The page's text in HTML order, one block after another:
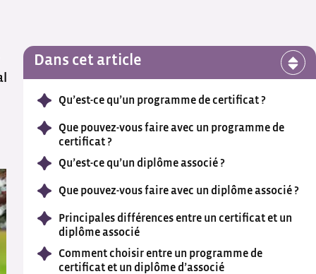
Dans cet article
Qu’est-ce qu’un programme de certificat ?
Que pouvez-vous faire avec un programme de
certificat ?
Qu’est-ce qu’un diplôme associé ?
Que pouvez-vous faire avec un diplôme associé ?
Principales différences entre un certificat et un
diplôme associé
Comment choisir entre un programme de
certificat et un diplôme d’associé